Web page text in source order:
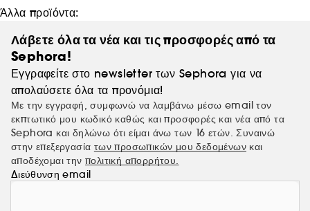
INKEY. Χωρίς φλυαρία, μόνο καλύτερο δέρμα.
Άλλα προϊόντα:
Λάβετε όλα τα νέα και τις προσφορές από τα
Sephora!
Εγγραφείτε στο newsletter των Sephora για να
απολαύσετε όλα τα προνόμια!
Με την εγγραφή, συμφωνώ να λαμβάνω μέσω email τον
εκπτωτικό μου κωδικό καθώς και προσφορές και νέα από τα
Sephora και δηλώνω ότι είμαι άνω των 16 ετών. Συναινώ
στην επεξεργασία των προσωπικών μου δεδομένων και
αποδέχομαι την πολιτική απορρήτου.
Διεύθυνση email